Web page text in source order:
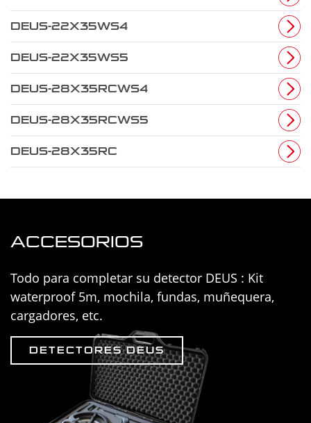
DEUS-22X35WS4
DEUS-22X35WS5
DEUS-28X35RCWS4
DEUS-28X35RCWS5
DEUS-28X35RC
ACCESORIOS
Todo para completar su detector DEUS : Kit
waterproof 5m, mochila, fundas, muñequera,
cargadores, etc.
DETECTORES DEUS